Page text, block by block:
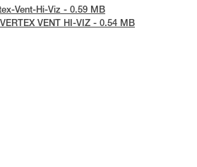
Vent-Hi-Viz - 0.59 MB
VENT HI-VIZ - 0.54 MB